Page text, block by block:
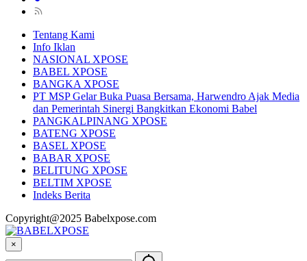
Tentang Kami
Info Iklan
NASIONAL XPOSE
BABEL XPOSE
BANGKA XPOSE
PT MSP Gelar Buka Puasa Bersama, Harwendro Ajak Media
dan Pemerintah Sinergi Bangkitkan Ekonomi Babel
PANGKALPINANG XPOSE
BATENG XPOSE
BASEL XPOSE
BABAR XPOSE
BELITUNG XPOSE
BELTIM XPOSE
Indeks Berita
Copyright@2025 Babelxpose.com
×